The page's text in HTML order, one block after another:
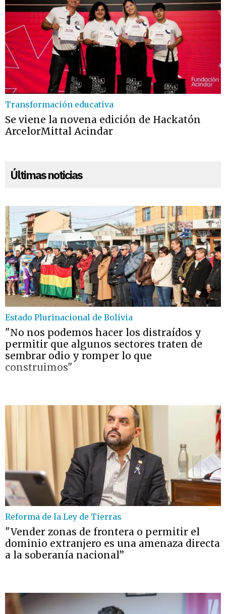
Transformación educativa
Se viene la novena edición de Hackatón
ArcelorMittal Acindar
Últimas noticias
Estado Plurinacional de Bolivia
"No nos podemos hacer los distraídos y
permitir que algunos sectores traten de
sembrar odio y romper lo que
construimos"
Reforma de la Ley de Tierras
"Vender zonas de frontera o permitir el
dominio extranjero es una amenaza directa
a la soberanía nacional”